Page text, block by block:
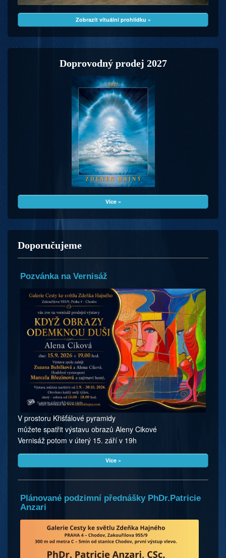
Zobrazit vituální prohlídku »
Doprovodný prodej 2027
Více »
Doporučujeme
Pozvánka na Vernisáž
V prostoru Křišťálové pyramidy
můžete spatřit výstavu obrazů Aleny Cikové
Vernisáž potom v úterý 15. září v 19h
Více »
Plánované podzimní přednášky PhDr.Patricie
Anzari